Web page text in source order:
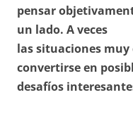
pensar
un lado. A veces
las situaciones muy
convertirse en
desafíos